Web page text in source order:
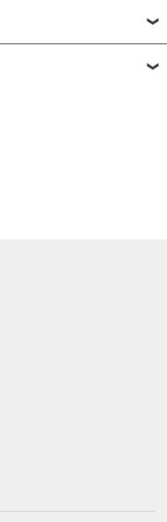
поможет